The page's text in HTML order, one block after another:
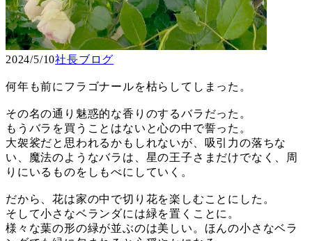
2024/5/10社長ブログ
何年も前にフラゴナールを枯らしてしまった。
その名の通り魅惑的な香りのするバラだった。
もうバラを買うことはないと心の中で誓った。
大袈裟だと思われるかもしれないが、吸引力の落ちな
い、魔法のようなバラは、星の王子さまだけでなく、周
りにいるものをしもべにしていく。
だから、花は家の中で切り花を楽しむことにした。
そして小さなベランダには緑を置くことに。
様々な葉の形の緑が並ぶのは美しい。ほんの小さなベラ